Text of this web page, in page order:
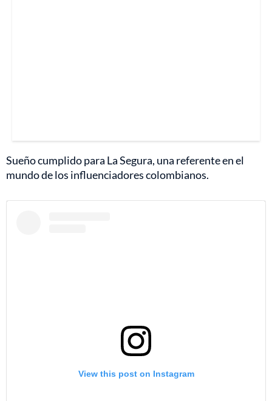
Sueño cumplido para La Segura, una referente en el
mundo de los influenciadores colombianos.
View this post on Instagram